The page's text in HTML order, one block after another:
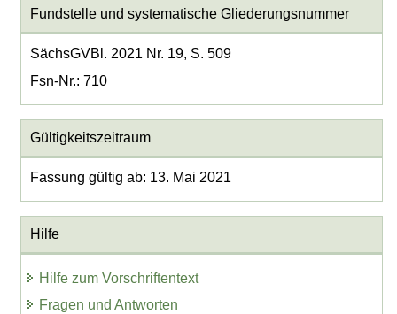
Fundstelle und systematische Gliederungsnummer
SächsGVBl. 2021 Nr. 19, S. 509
Fsn-Nr.: 710
Gültigkeitszeitraum
Fassung gültig ab: 13. Mai 2021
Hilfe
Hilfe zum Vorschriftentext
Fragen und Antworten